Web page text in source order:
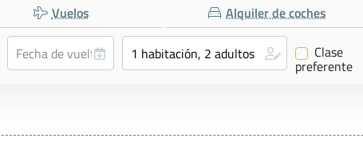
Vuelos Alquiler de coches
✔ Clase
preferente